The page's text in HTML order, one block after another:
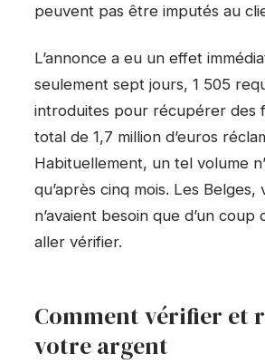
peuvent pas être imputés au
L’annonce a eu un effet
seulement sept jours, 1 505
introduites pour récupérer des
total de 1,7 million d’euros
Habituellement, un tel volume
qu’après cinq mois. Les Belges,
n’avaient besoin que d’un
aller vérifier.
Comment vérifier et
votre argent